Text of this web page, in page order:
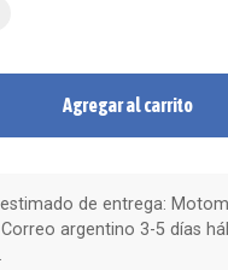
Agregar al carrito
de entrega:
argentino 3-5 días